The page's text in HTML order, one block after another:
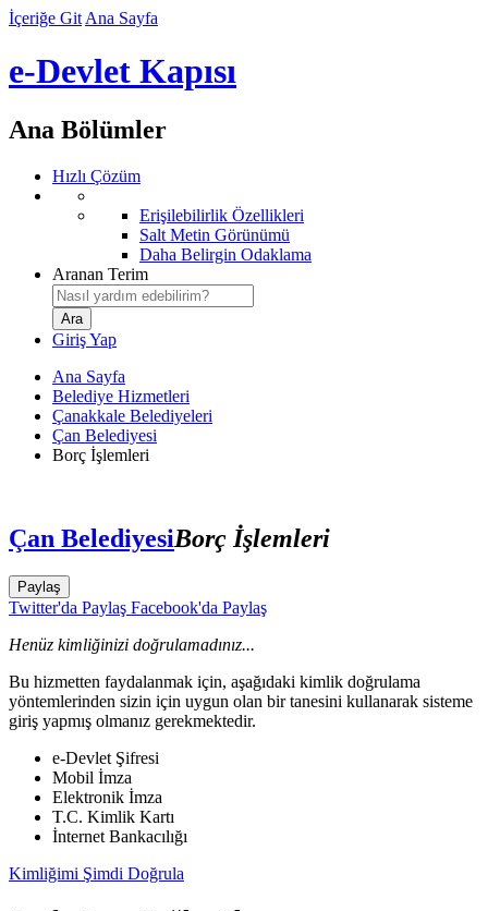
İçeriğe Git Ana Sayfa
e-Devlet Kapısı
Ana Bölümler
Hızlı Çözüm
Erişilebilirlik Özellikleri
Salt Metin Görünümü
Daha Belirgin Odaklama
Aranan Terim
Giriş Yap
Ana Sayfa
Belediye Hizmetleri
Çanakkale Belediyeleri
Çan Belediyesi
Borç İşlemleri
Çan BelediyesiBorç İşlemleri
Paylaş
Twitter'da Paylaş Facebook'da Paylaş
Henüz kimliğinizi doğrulamadınız...
Bu hizmetten faydalanmak için, aşağıdaki kimlik doğrulama
yöntemlerinden sizin için uygun olan bir tanesini kullanarak sisteme
giriş yapmış olmanız gerekmektedir.
e-Devlet Şifresi
Mobil İmza
Elektronik İmza
T.C. Kimlik Kartı
İnternet Bankacılığı
Kimliğimi Şimdi Doğrula